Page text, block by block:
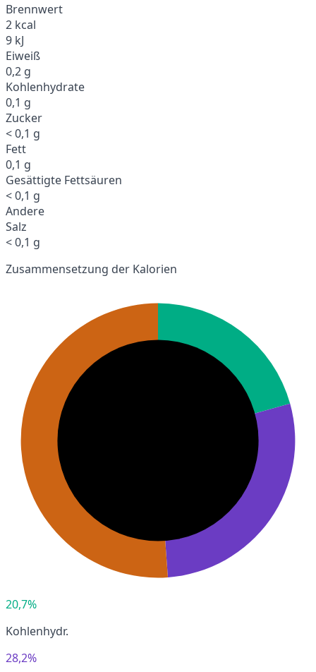
Brennwert
2 kcal
9 kJ
Eiweiß
0,2 g
Kohlenhydrate
0,1 g
Zucker
< 0,1 g
Fett
0,1 g
Gesättigte Fettsäuren
< 0,1 g
Andere
Salz
< 0,1 g
Zusammensetzung der Kalorien
20,7%
Kohlenhydr.
28,2%